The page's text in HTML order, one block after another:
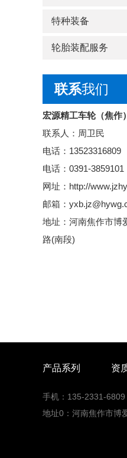
特种装备
轮胎装配服务
联系我们
宏源精工车轮（焦作）
联系人：周卫民
电话：13523316809
电话：0391-3859101
网址： http://
邮箱：
地址：河南焦作市博
路(南段)
产品系列 资
手机：135-2331-
地址0：河南焦作市博